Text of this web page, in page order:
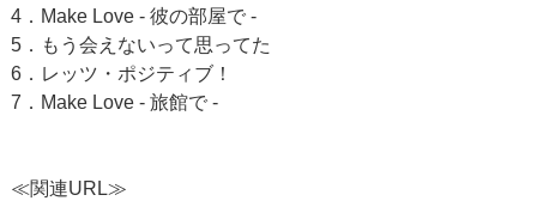
4．Make Love - 彼の部屋で -
5．もう会えないって思ってた
6．レッツ・ポジティブ！
7．Make Love - 旅館で -
≪関連URL≫